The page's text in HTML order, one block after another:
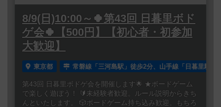
8/9(日)10:00～🍀第43回 日暮里ボド
ゲ会🍀【500円】【初心者・初参加
大歓迎】
東京都 常磐線「三河島駅」徒歩2分、山手線「日暮里駅」
第43回 日暮里ボドゲ会を開催します🌟 ★ボードゲーム
で楽しく遊ぼう！ 🔰未経験者歓迎。ルール説明からきち
んといたします。 🎲ボードゲーム持ち込み歓迎。もちろ